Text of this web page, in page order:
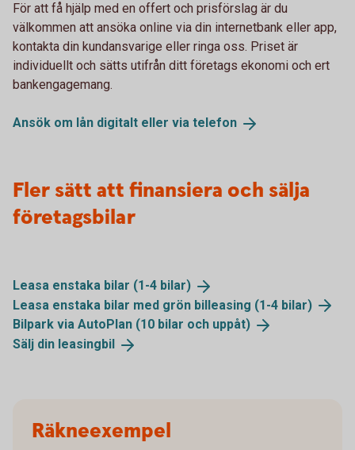
För att få hjälp med en offert och prisförslag är du
välkommen att ansöka online via din internetbank eller app,
kontakta din kundansvarige eller ringa oss. Priset är
individuellt och sätts utifrån ditt företags ekonomi och ert
bankengagemang.
Ansök om lån digitalt eller via telefon
Fler sätt att finansiera och sälja
företagsbilar
Leasa enstaka bilar (1-4 bilar)
Leasa enstaka bilar med grön billeasing (1-4 bilar)
Bilpark via AutoPlan (10 bilar och uppåt)
Sälj din leasingbil
Räkneexempel